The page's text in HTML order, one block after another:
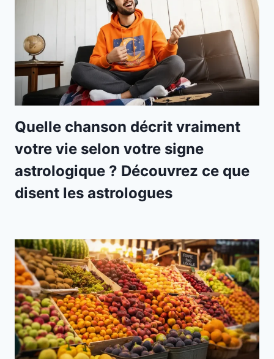
Quelle chanson décrit vraiment
votre vie selon votre signe
astrologique ? Découvrez ce que
disent les astrologues